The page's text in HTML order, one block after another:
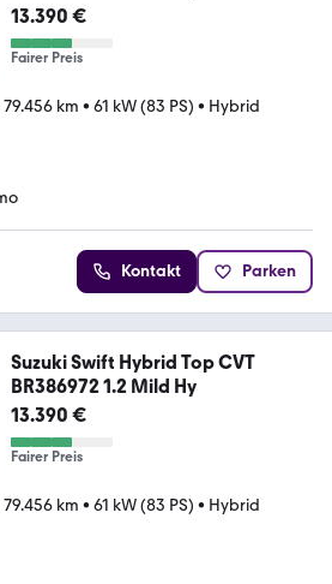
13.390 €
Fairer Preis
79.456 km • 61 kW (83 PS) • Hybrid
Kontakt Parken
Suzuki Swift Hybrid Top CVT
BR386972 1.2 Mild Hy
13.390 €
Fairer Preis
79.456 km • 61 kW (83 PS) • Hybrid